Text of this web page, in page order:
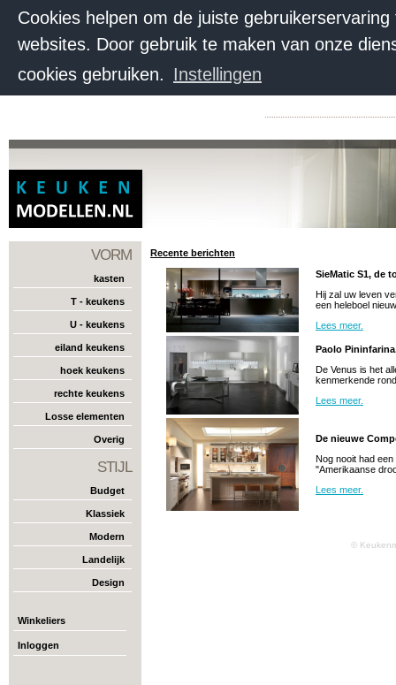
Cookies helpen om de juiste
websites. Door gebruik te maken van onze
cookies gebruiken. Instellingen
VORM
kasten
T - keukens
U - keukens
eiland keukens
hoek keukens
rechte keukens
Losse elementen
Overig
STIJL
Budget
Klassiek
Modern
Landelijk
Design
Winkeliers
Inloggen
Recente berichten
SieMatic S1, de
Hij zal uw leven
een heleboel
Lees meer.
Paolo
De Venus is het
kenmerkende
Lees meer.
De nieuwe
Nog nooit had
"Amerikaanse
Lees meer.
©